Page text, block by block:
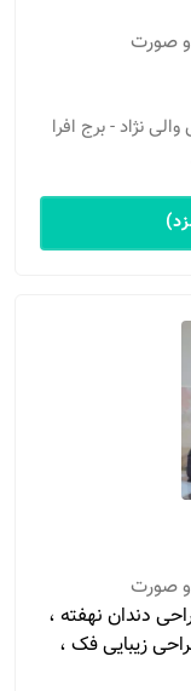
صورت
نژاد - برج افرا
صورت
دندان نهفته ،
زیبایی فک ،